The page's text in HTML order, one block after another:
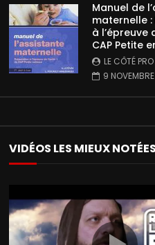
Manuel de
maternelle
à l’épreuve
CAP Petite
LE CÔTÉ PRO
9
VIDÉOS LES MIEUX NOTÉES